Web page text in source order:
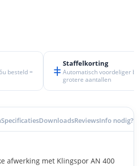
besteld =
Staffelkorting
Automatisch voordeliger bij
grotere aantallen
SpecificatiesDownloadsReviewsInfo nodig?
afwerking met Klingspor AN 400